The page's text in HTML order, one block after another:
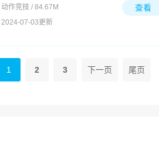
动作竞技 / 84.67M
2024-07-03更新
查看
1 2 3 下一页 尾页